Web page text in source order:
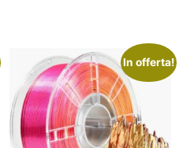
In offerta!